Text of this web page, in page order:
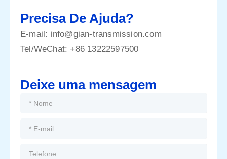
Precisa De Ajuda?
E-mail: info@gian-transmission.com
Tel/WeChat:+86 13222597500
Deixe uma mensagem